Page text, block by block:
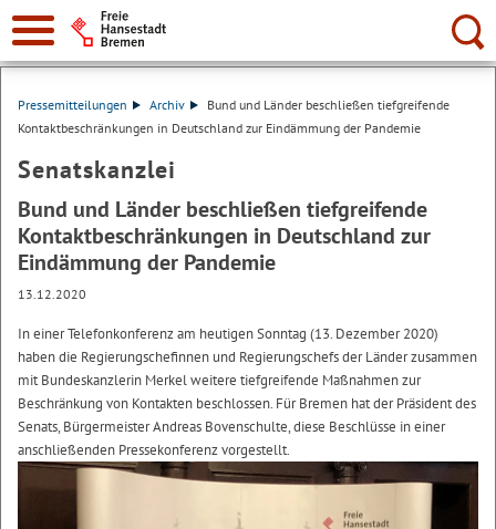
Suche:
Pressemitteilungen Archiv
Bund und Länder beschließen tiefgreifende
Kontaktbeschränkungen in Deutschland zur Eindämmung der Pandemie
Senatskanzlei
Bund und Länder beschließen tiefgreifende
Kontaktbeschränkungen in Deutschland zur
Eindämmung der Pandemie
13.12.2020
In einer Telefonkonferenz am heutigen Sonntag (13. Dezember 2020)
haben die Regierungschefinnen und Regierungschefs der Länder zusammen
mit Bundeskanzlerin Merkel weitere tiefgreifende Maßnahmen zur
Beschränkung von Kontakten beschlossen. Für Bremen hat der Präsident des
Senats, Bürgermeister Andreas Bovenschulte, diese Beschlüsse in einer
anschließenden Pressekonferenz vorgestellt.